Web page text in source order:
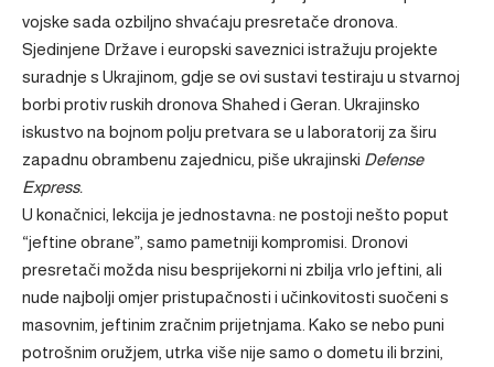
vojske sada ozbiljno shvaćaju presretače dronova.
Sjedinjene Države i europski saveznici istražuju projekte
suradnje s Ukrajinom, gdje se ovi sustavi testiraju u stvarnoj
borbi protiv ruskih dronova Shahed i Geran. Ukrajinsko
iskustvo na bojnom polju pretvara se u laboratorij za širu
zapadnu obrambenu zajednicu, piše ukrajinski Defense
Express.
U konačnici, lekcija je jednostavna: ne postoji nešto poput
“jeftine obrane”, samo pametniji kompromisi. Dronovi
presretači možda nisu besprijekorni ni zbilja vrlo jeftini, ali
nude najbolji omjer pristupačnosti i učinkovitosti suočeni s
masovnim, jeftinim zračnim prijetnjama. Kako se nebo puni
potrošnim oružjem, utrka više nije samo o dometu ili brzini,